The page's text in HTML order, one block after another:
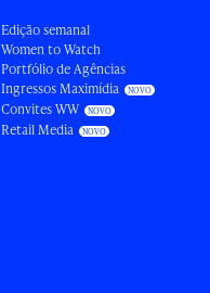
Edição semanal
Women to Watch
Portfólio de Agências
Ingressos Maximídia
Convites WW
Retail Media